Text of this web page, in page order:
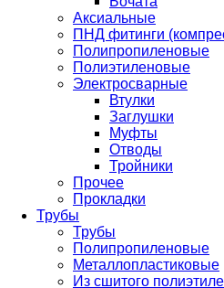
Аксиальные
ПНД фитинги
Полипропиленовые
Полиэтиленовые
Электросварные
Втулки
Заглушки
Муфты
Отводы
Тройники
Прочее
Прокладки
Трубы
Трубы
Полипропиленовые
Металлопластиковые
Из сшитого